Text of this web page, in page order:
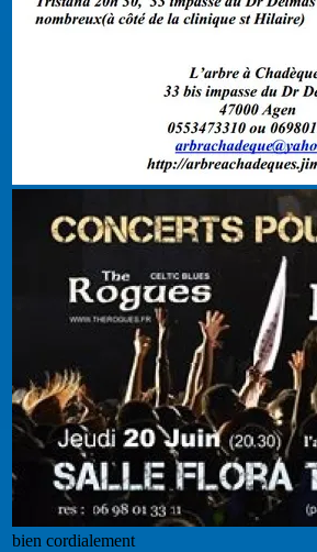
bien cordialement